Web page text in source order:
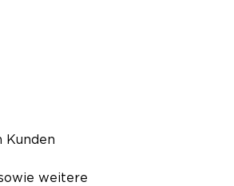
Kunden
weitere